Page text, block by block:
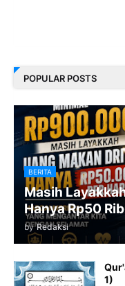
POPULAR POSTS
BERITA
Masih
Hanya Rp50
by Redaksi
1)